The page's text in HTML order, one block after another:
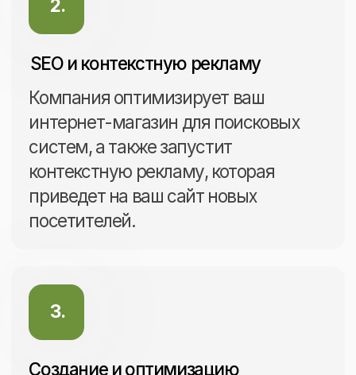
Оценка эффективности
и оборачиваемости
товарного запаса
Составление рекомендаций
по корректировке товарной
матрицы и ценообразованию
Анализ эффективности
каналов продвижения
Оптимизация стратегии
Анализ экономики продаж
с разбивкой по товарам
отгрузкам и т.д.
Сопровождение отгрузок